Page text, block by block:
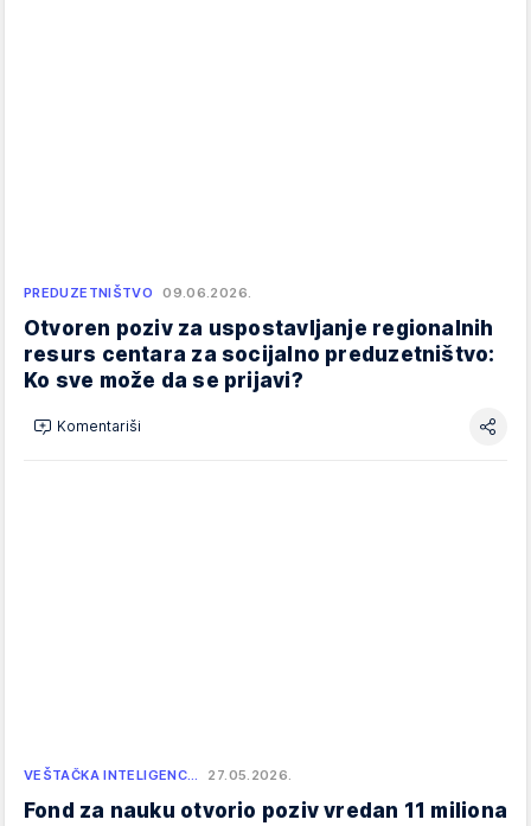
PREDUZETNIŠTVO 09.06.2026.
Otvoren poziv za uspostavljanje regionalnih
resurs centara za socijalno preduzetništvo:
Ko sve može da se prijavi?
Komentariši
VEŠTAČKA INTELIGENC… 27.05.2026.
Fond za nauku otvorio poziv vredan 11 miliona